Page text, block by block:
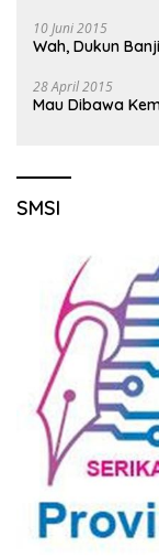
10 Juni 2015
Wah, Dukun
28 April 2015
Mau Dibawa
SMSI